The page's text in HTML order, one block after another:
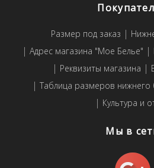
Размер под заказ
Адрес магазина "Мое Белье"
Реквизиты магазина
Таблица размеров нижнего
Культура и
Мы в